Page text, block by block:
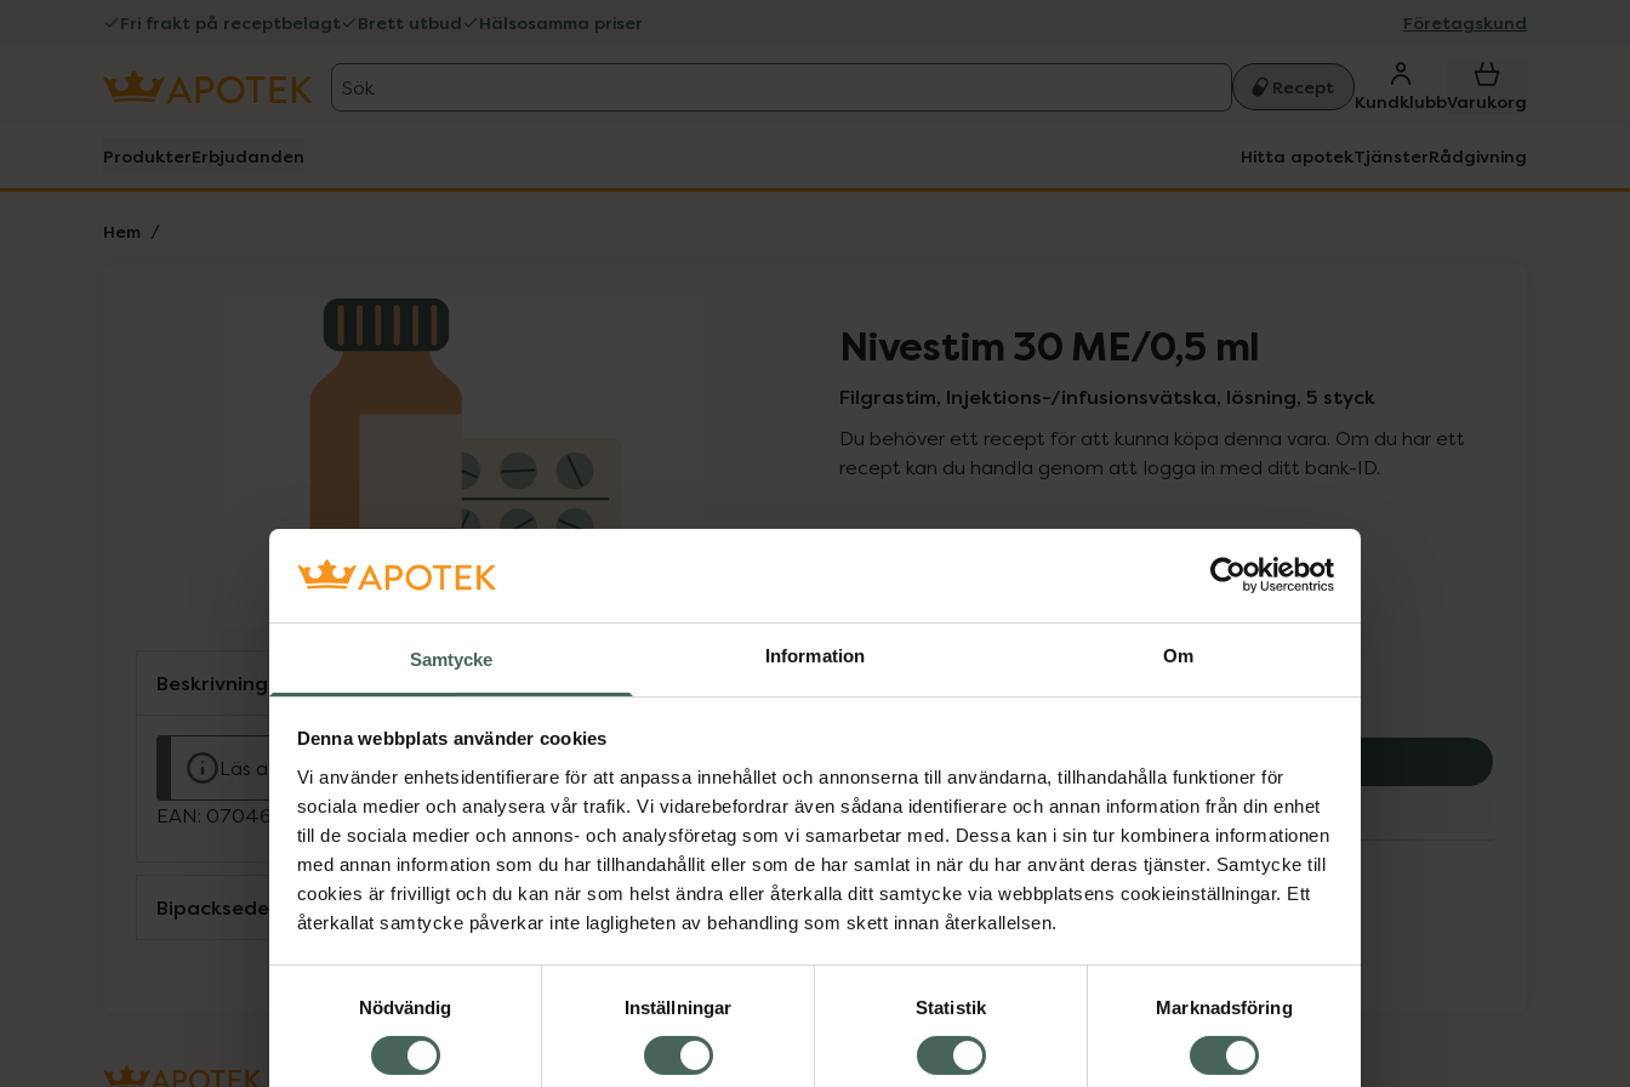
Samtycke Information Om
Denna webbplats använder cookies
Vi använder enhetsidentifierare för att anpassa innehållet och annonserna till användarna, tillhandahålla funktioner för
sociala medier och analysera vår trafik. Vi vidarebefordrar även sådana identifierare och annan information från din enhet
till de sociala medier och annons- och analysföretag som vi samarbetar med. Dessa kan i sin tur kombinera informationen
med annan information som du har tillhandahållit eller som de har samlat in när du har använt deras tjänster. Samtycke till
cookies är frivilligt och du kan när som helst ändra eller återkalla ditt samtycke via webbplatsens cookieinställningar. Ett
återkallat samtycke påverkar inte lagligheten av behandling som skett innan återkallelsen.
Nödvändig
Inställningar Statistik Marknadsföring
Fri frakt på receptbelagt Brett utbud Hälsosamma priser Företagskund
Sök Recept
KundklubbVarukorg
ProdukterErbjudanden Hitta apotekTjänsterRådgivning
Hem
Lista: . Innehåller 1 objekt. Nivestim 30 ME/0,5 ml
Filgrastim, Injektions-/infusionsvätska, lösning, 5 styck
Du behöver ett recept för att kunna köpa denna vara. Om du har ett
recept kan du handla genom att logga in med ditt bank-ID.
Pris med recept
Högkostnadsskyddet gäller
2405,74 kr
I apotek:2405,74 kr
Köp via ditt recept
Aktuella erbjudanden
Beskrivning
Läs alltid bipacksedeln innan användning.
EAN: 07046261999021
Bipacksedel från FASS Visa
Om recept och läkemedel